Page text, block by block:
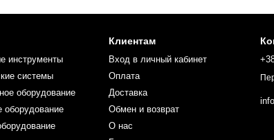
инструменты
системы
оборудование
оборудование
Клиентам
Вход в личный кабинет
Оплата
Доставка
Обмен и возврат
О нас